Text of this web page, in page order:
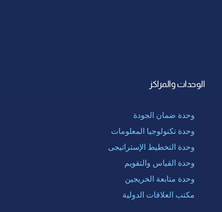
الوحدات والمراكز
وحدة ضمان الجودة
وحدة تكنولوجيا المعلومات
وحدة التخطيط الإستراتيجى
وحدة القياس والتقويم
وحدة متابعة الخريجين
مكتب العلاقات الدولية